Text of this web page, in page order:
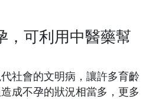
，可利用中醫藥幫
社會的文明病，讓許多育齡
成不孕的狀況相當多，更多